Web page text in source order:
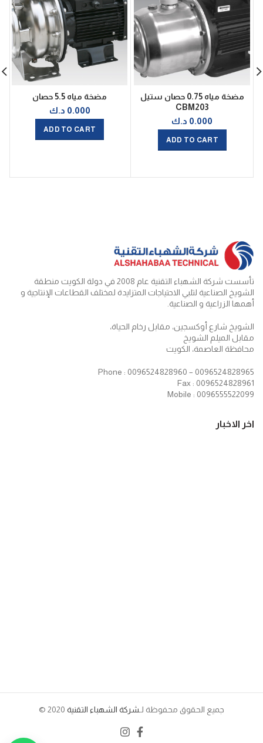
مضخة مياه 0.75 حصان ستيل
CBM203
0.000 د.ك
ADD TO CART
مضخة مياه 5.5 حصان
0.000 د.ك
ADD TO CART
تأسست شركة الشهباء التقنية عام 2008 في دولة الكويت منطقة
الشويخ الصناعية لتلبي الاحتياجات المتزايدة لمختلف القطاعات الإنتاجية و
أهمها الزراعية و الصناعية.
الشويخ شارع أوكسجين، مقابل رخام الحياة،
مقابل الميلم الشويخ
محافظة العاصمة، الكويت
Phone : 0096524828960 – 0096524828965
Fax : 0096524828961
Mobile : 0096555522099
اخر الاخبار
جميع الحقوق محفوظة لـ شركة الشهباء التقنية 2020 ©